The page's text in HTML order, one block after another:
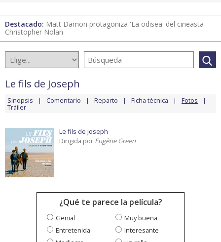
Destacado: Matt Damon protagoniza 'La odisea' del cineasta
Christopher Nolan
Le fils de Joseph
Sinopsis Comentario Reparto Ficha técnica Fotos
Tráiler
Le fils de Joseph
Dirigida por Eugène Green
¿Qué te parece la película?
Genial
Muy buena
Entretenida
Interesante